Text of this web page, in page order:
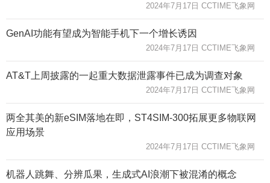
2024年7月17日 CCTIME飞象网
GenAI功能有望成为智能手机下一个增长诱因
2024年7月17日 CCTIME飞象网
AT&T上周披露的一起重大数据泄露事件已成为调查对象
2024年7月17日 CCTIME飞象网
两全其美的新eSIM落地在即，ST4SIM-300拓展更多物联网
应用场景
2024年7月17日 CCTIME飞象网
机器人跳舞、分辨瓜果，生成式AI浪潮下被混淆的概念